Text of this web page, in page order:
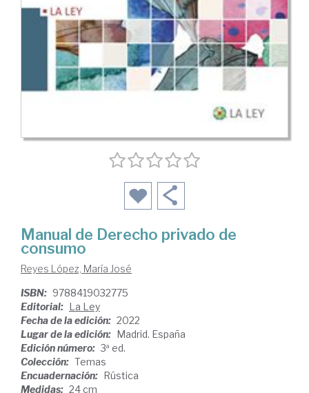
Manual de Derecho privado de
consumo
Reyes López, María José
ISBN: 9788419032775
Editorial: La Ley
Fecha de la edición: 2022
Lugar de la edición: Madrid. España
Edición número: 3ª ed.
Colección: Temas
Encuadernación: Rústica
Medidas: 24 cm